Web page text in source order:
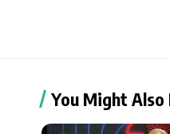
You Might Also